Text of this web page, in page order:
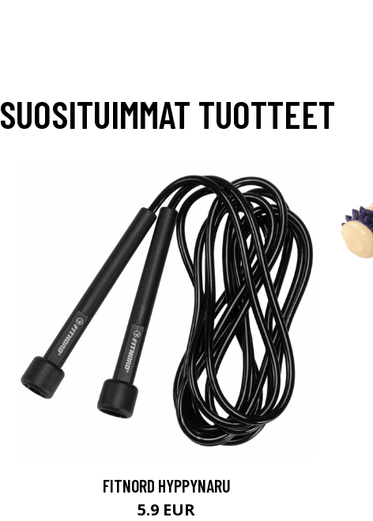
SUOSITUIMMAT TUOTTEET
FITNORD HYPPYNARU
5.9 EUR